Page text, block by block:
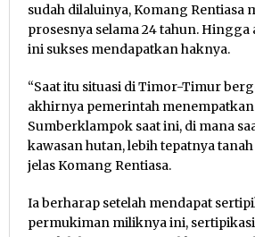
sudah dilaluinya, Komang Rentiasa
prosesnya selama 24 tahun.
ini sukses mendapatkan haknya.
“Saat itu situasi di Timor-Timur
akhirnya pemerintah menempatkan
Sumberklampok saat ini, di mana
kawasan hutan, lebih tepatnya
jelas Komang Rentiasa.
Ia berharap setelah mendapat
permukiman miliknya ini,